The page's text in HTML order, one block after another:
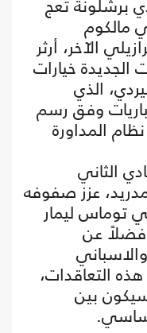
برشلونة تعج
مالكوم
الآخر، أرثر
الجديدة خيارات
الذي
وفق رسم
المداورة
الثاني
مدريد، عزز صفوفه
توماس ليمار
فضلاً عن
التعاقدات،
بين